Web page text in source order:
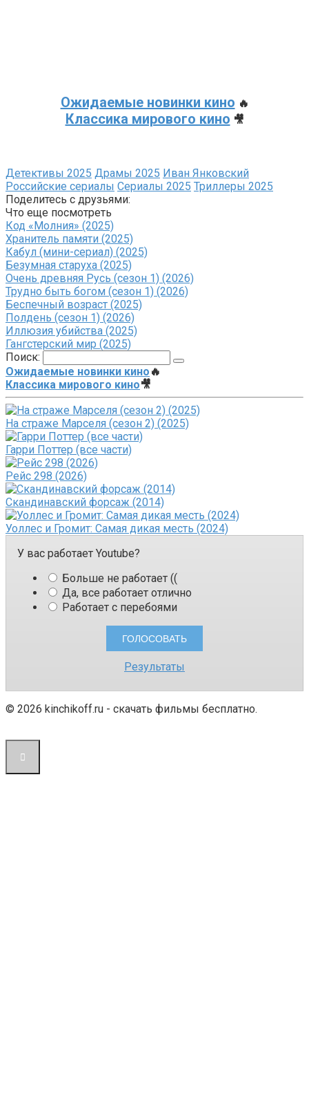
Ожидаемые новинки кино 🔥
Классика мирового кино 🎥
Детективы 2025 Драмы 2025 Иван Янковский
Российские сериалы Сериалы 2025 Триллеры 2025
Поделитесь с друзьями:
Что еще посмотреть
Код «Молния» (2025)
Хранитель памяти (2025)
Кабул (мини-сериал) (2025)
Безумная старуха (2025)
Очень древняя Русь (сезон 1) (2026)
Трудно быть богом (сезон 1) (2026)
Беспечный возраст (2025)
Полдень (сезон 1) (2026)
Иллюзия убийства (2025)
Гангстерский мир (2025)
Поиск:
Ожидаемые новинки кино 🔥
Классика мирового кино🎥
На страже Марселя (сезон 2) (2025)
Гарри Поттер (все части)
Рейс 298 (2026)
Скандинавский форсаж (2014)
Уоллес и Громит: Самая дикая месть (2024)
У вас работает Youtube?
Больше не работает ((
Да, все работает отлично
Работает с перебоями
Результаты
© 2026 kinchikoff.ru - скачать фильмы бесплатно.